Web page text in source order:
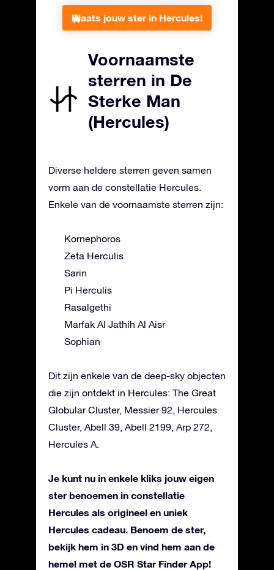
Plaats jouw ster in Hercules!
Voornaamste
sterren in De
Sterke Man
(Hercules)
Diverse heldere sterren geven samen
vorm aan de constellatie Hercules.
Enkele van de voornaamste sterren zijn:
Kornephoros
Zeta Herculis
Sarin
Pi Herculis
Rasalgethi
Marfak Al Jathih Al Aisr
Sophian
Dit zijn enkele van de deep-sky objecten
die zijn ontdekt in Hercules: The Great
Globular Cluster, Messier 92, Hercules
Cluster, Abell 39, Abell 2199, Arp 272,
Hercules A.
Je kunt nu in enkele kliks jouw eigen
ster benoemen in constellatie
Hercules als origineel en uniek
Hercules cadeau. Benoem de ster,
bekijk hem in 3D en vind hem aan de
hemel met de OSR Star Finder App!